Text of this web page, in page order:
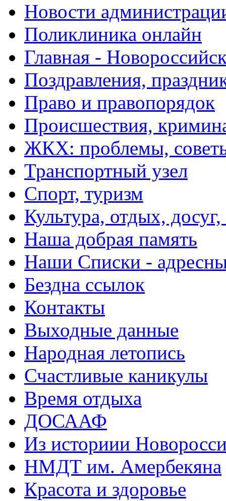
Новости
Поликлиника онлайн
Главная -
Поздравления,
Право и правопорядок
Происшествия,
ЖКХ: проблемы,
Транспортный узел
Спорт, туризм
Культура, отдых,
Наша добрая память
Наши Списки -
Бездна ссылок
Контакты
Выходные данные
Народная летопись
Счастливые каникулы
Время отдыха
ДОСААФ
Из историии
НМДТ им. Амербекяна
Красота и здоровье